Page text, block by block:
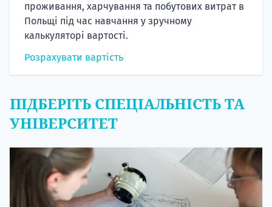
проживання, харчування та побутових витрат в
Польщі під час навчання у зручному
калькуляторі вартості.
Розрахувати вартість
ПІДБЕРІТЬ СПЕЦІАЛЬНІСТЬ ТА
УНІВЕРСИТЕТ